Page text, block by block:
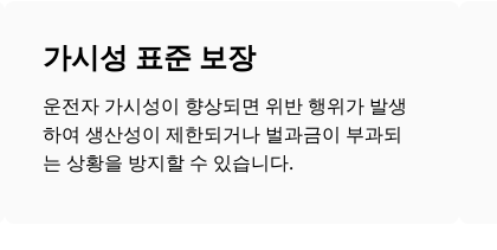
가시성 표준 보장
운전자 가시성이 향상되면 위반 행위가 발생
하여 생산성이 제한되거나 벌과금이 부과되
는 상황을 방지할 수 있습니다.